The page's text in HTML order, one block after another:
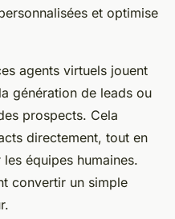
et optimise
agents virtuels jouent
génération de leads ou
prospects. Cela
directement, tout en
équipes humaines.
convertir un simple